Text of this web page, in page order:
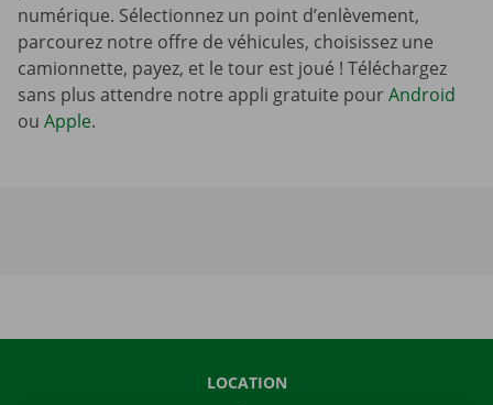
numérique. Sélectionnez un point d’enlèvement,
parcourez notre offre de véhicules, choisissez une
camionnette, payez, et le tour est joué ! Téléchargez
sans plus attendre notre appli gratuite pourAndroid
ou Apple.
LOCATION